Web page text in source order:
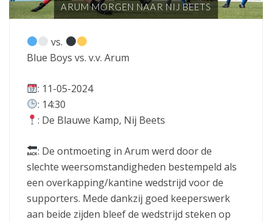
ARUM MORGEN NAAR NIJ BEETS
vs.
Blue Boys vs. v.v. Arum
: 11-05-2024
: 14:30
: De Blauwe Kamp, Nij Beets
: De ontmoeting in Arum werd door de
slechte weersomstandigheden bestempeld als
een overkapping/kantine wedstrijd voor de
supporters. Mede dankzij goed keeperswerk
aan beide zijden bleef de wedstrijd steken op